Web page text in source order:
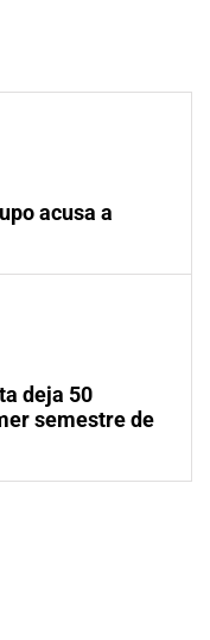
acusa a
deja 50
semestre de